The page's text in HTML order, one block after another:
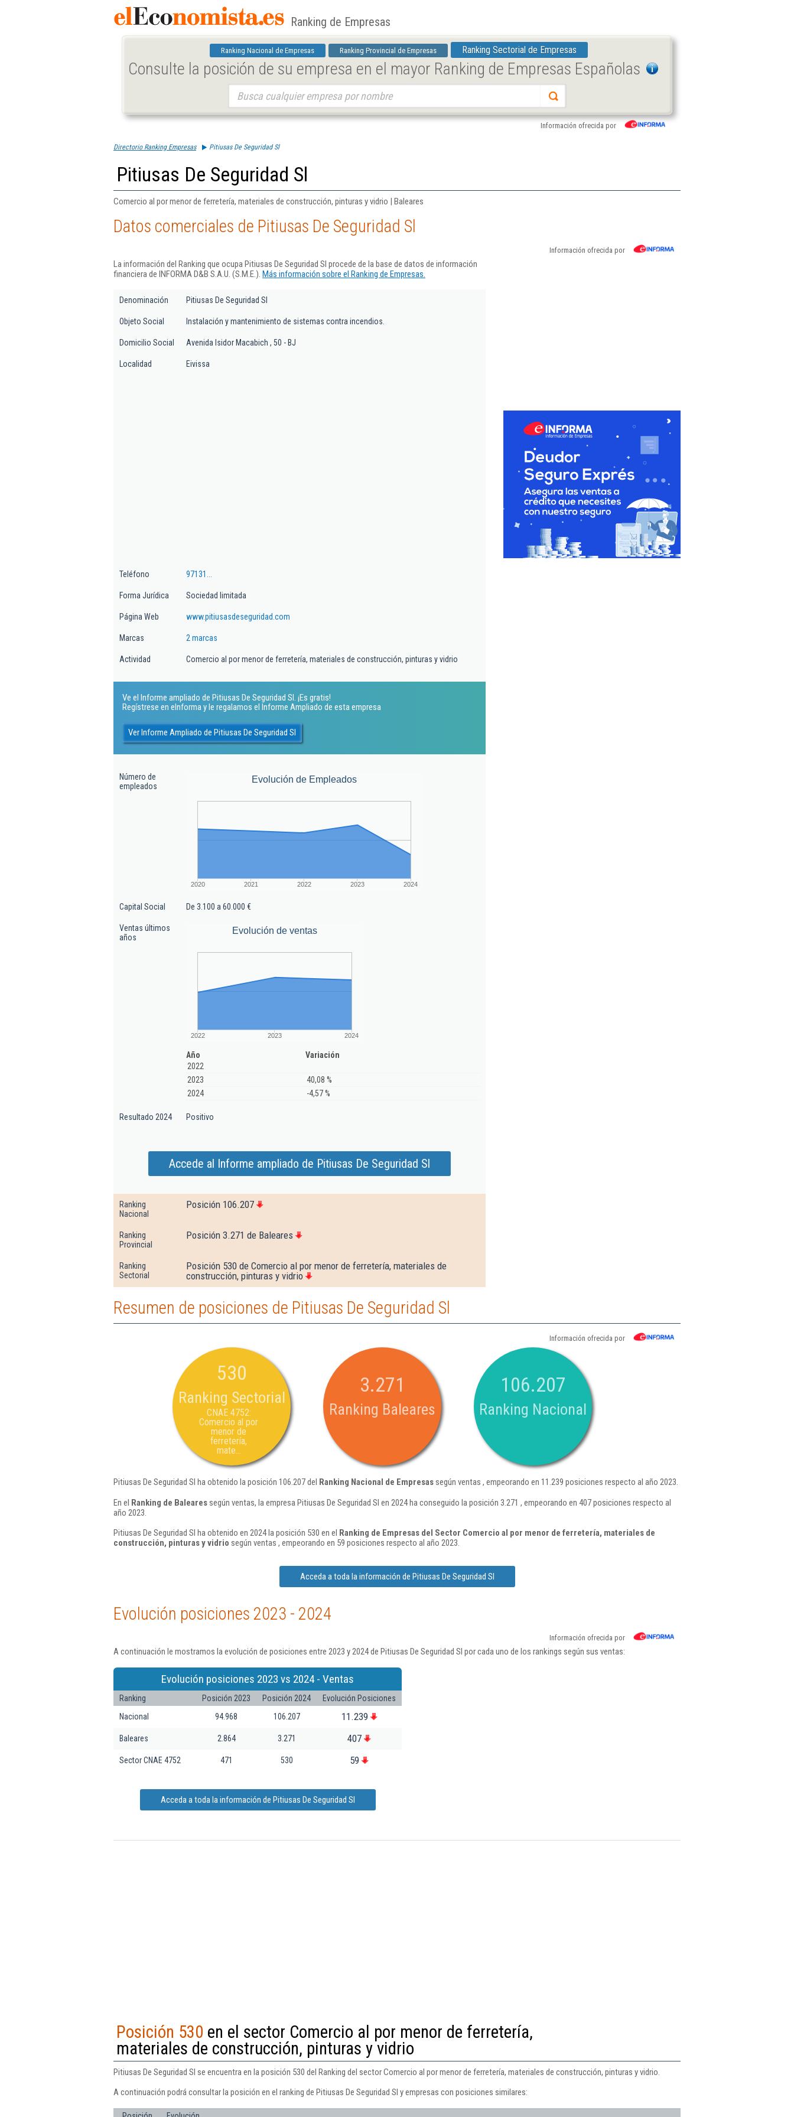
Ranking de Empresas
Ranking Nacional de Empresas Ranking Provincial de Empresas Ranking Sectorial de Empresas
Consulte la posición de su empresa en el mayor Ranking de Empresas Españolas
Información ofrecida por
Directorio Ranking Empresas Pitiusas De Seguridad Sl
Pitiusas De Seguridad Sl
Comercio al por menor de ferretería, materiales de construcción, pinturas y vidrio | Baleares
Datos comerciales de Pitiusas De Seguridad Sl
Información ofrecida por
La información del Ranking que ocupa Pitiusas De Seguridad Sl procede de la base de datos de información
financiera de INFORMA D&B S.A.U. (S.M.E.). Más información sobre el Ranking de Empresas.
Denominación Pitiusas De Seguridad Sl
Objeto Social Instalación y mantenimiento de sistemas contra incendios.
Domicilio Social Avenida Isidor Macabich , 50 - BJ
Localidad Eivissa
Teléfono 97131...
Forma Jurídica Sociedad limitada
Página Web www.pitiusasdeseguridad.com
Marcas 2 marcas
Actividad Comercio al por menor de ferretería, materiales de construcción, pinturas y vidrio
Ve el Informe ampliado de Pitiusas De Seguridad Sl. ¡Es gratis!
Regístrese en eInforma y le regalamos el Informe Ampliado de esta empresa
Ver Informe Ampliado de Pitiusas De Seguridad Sl
Número de
empleados
Evolución de Empleados
2020 2021 2022 2023 2024
Capital Social De 3.100 a 60.000 €
Ventas últimos
años
Evolución de ventas
2022 2023 2024
Año
Variación
2022
2023
40,08 %
2024
-4,57 %
Resultado 2024 Positivo
Accede al Informe ampliado de Pitiusas De Seguridad Sl
Ranking
Nacional
Posición 106.207
Ranking
Provincial
Posición 3.271 de Baleares
Ranking
Sectorial
Posición 530 de Comercio al por menor de ferretería, materiales de
construcción, pinturas y vidrio
Resumen de posiciones de Pitiusas De Seguridad Sl
Información ofrecida por
530
Ranking Sectorial
CNAE 4752:
Comercio al por
menor de
ferretería,
mate...
3.271
Ranking Baleares
106.207
Ranking Nacional
Pitiusas De Seguridad Sl ha obtenido la posición 106.207 del Ranking Nacional de Empresassegún ventas , empeorando en 11.239 posiciones respecto al año 2023.
En el Ranking de Balearessegún ventas, la empresa Pitiusas De Seguridad Sl en 2024 ha conseguido la posición 3.271 , empeorando en 407 posiciones respecto al
año 2023.
Pitiusas De Seguridad Sl ha obtenido en 2024 la posición 530 en el Ranking de Empresas del Sector Comercio al por menor de ferretería, materiales de
construcción, pinturas y vidrio según ventas , empeorando en 59 posiciones respecto al año 2023.
Acceda a toda la información de Pitiusas De Seguridad Sl
Evolución posiciones 2023 - 2024
Información ofrecida por
A continuación le mostramos la evolución de posiciones entre 2023 y 2024 de Pitiusas De Seguridad Sl por cada uno de los rankings según sus ventas:
Evolución posiciones 2023 vs 2024 - Ventas
Ranking Posición 2023 Posición 2024
Evolución Posiciones
Nacional
94.968 106.207 11.239
Baleares 2.864 3.271 407
Sector CNAE 4752 471 530 59
Acceda a toda la información de Pitiusas De Seguridad Sl
Posición 530 en el sector Comercio al por menor de ferretería,
materiales de construcción, pinturas y vidrio
Pitiusas De Seguridad Sl se encuentra en la posición 530 del Ranking del sector Comercio al por menor de ferretería, materiales de construcción, pinturas y vidrio.
A continuación podrá consultar la posición en el ranking de Pitiusas De Seguridad Sl y empresas con posiciones similares: